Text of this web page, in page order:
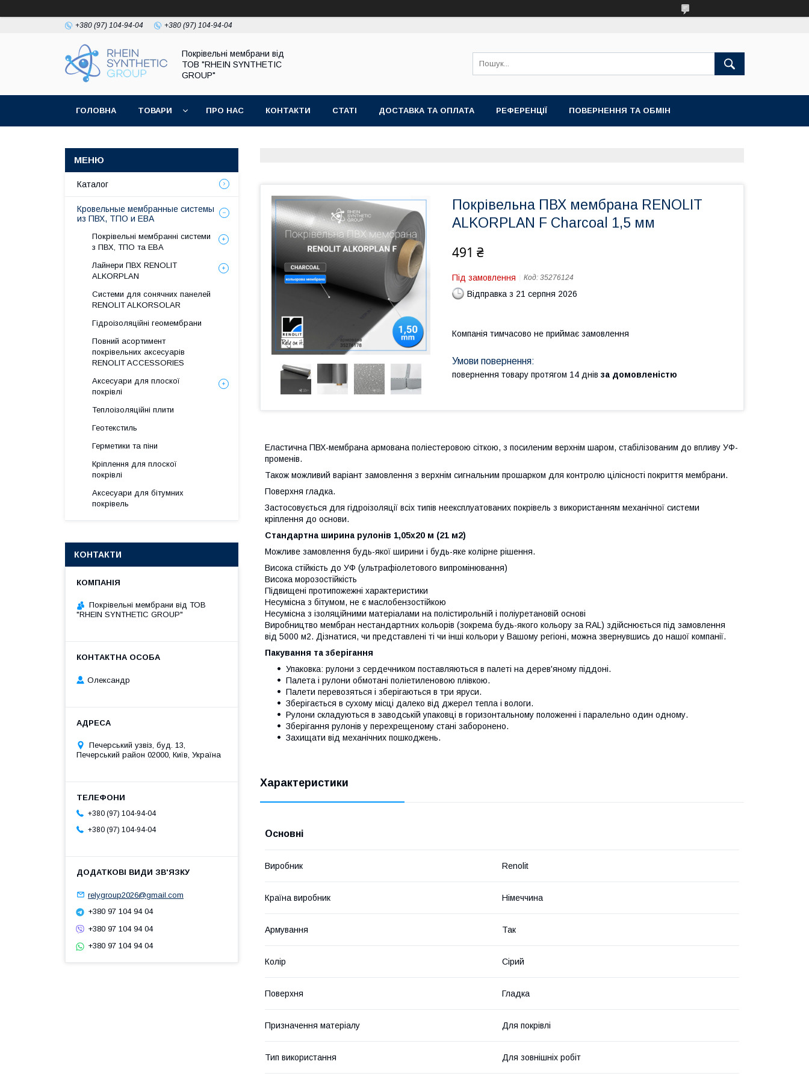
+380 (97) 104-94-04 +380 (97) 104-94-04
Покрівельні мембрани від
ТОВ "RHEIN SYNTHETIC
GROUP"
ГОЛОВНА ТОВАРИ ПРО НАС КОНТАКТИ СТАТІ ДОСТАВКА ТА ОПЛАТА РЕФЕРЕНЦІЇ ПОВЕРНЕННЯ ТА ОБМІН
Покрівельна ПВХ мембрана RENOLIT
ALKORPLAN F Charcoal 1,5 мм
491 ₴
Під замовлення Код: 35276124
Відправка з 21 серпня 2026
Компанія тимчасово не приймає замовлення
повернення товару протягом 14 днів за домовленістю
Еластична ПВХ-мембрана армована поліестеровою сіткою, з посиленим верхнім шаром, стабілізованим до впливу УФ-
променів.
Також можливий варіант замовлення з верхнім сигнальним прошарком для контролю цілісності покриття мембрани.
Поверхня гладка.
Застосовується для гідроізоляції всіх типів неексплуатованих покрівель з використанням механічної системи
кріплення до основи.
Стандартна ширина рулонів 1,05х20 м (21 м2)
Можливе замовлення будь-якої ширини і будь-яке колірне рішення.
Висока стійкість до УФ (ультрафіолетового випромінювання)
Висока морозостійкість
Підвищені протипожежні характеристики
Несумісна з бітумом, не є маслобензостійкою
Несумісна з ізоляційними матеріалами на полістирольній і поліуретановій основі
Виробництво мембран нестандартних кольорів (зокрема будь-якого кольору за RAL) здійснюється під замовлення
від 5000 м2. Дізнатися, чи представлені ті чи інші кольори у Вашому регіоні, можна звернувшись до нашої компанії.
Пакування та зберігання
Упаковка: рулони з сердечником поставляються в палеті на дерев'яному піддоні.
Палета і рулони обмотані поліетиленовою плівкою.
Палети перевозяться і зберігаються в три яруси.
Зберігається в сухому місці далеко від джерел тепла і вологи.
Рулони складуються в заводській упаковці в горизонтальному положенні і паралельно один одному.
Зберігання рулонів у перехрещеному стані заборонено.
Захищати від механічних пошкоджень.
Характеристики
Основні
Виробник Renolit
Країна виробник Німеччина
Армування Так
Колір Сірий
Поверхня Гладка
Призначення матеріалу Для покрівлі
Тип використання Для зовнішніх робіт
Каталог
Кровельные мембранные системы
из ПВХ, ТПО и ЕВА
Покрівельні мембранні системи
з ПВХ, ТПО та ЕВА
Лайнери ПВХ RENOLIT
ALKORPLAN
Системи для сонячних панелей
RENOLIT ALKORSOLAR
Гідроізоляційні геомембрани
Повний асортимент
покрівельних аксесуарів
RENOLIT ACCESSORIES
Аксесуари для плоскої
покрівлі
Теплоізоляційні плити
Геотекстиль
Герметики та піни
Кріплення для плоскої
покрівлі
Аксесуари для бітумних
покрівель
КОНТАКТИ
Покрівельні мембрани від ТОВ
"RHEIN SYNTHETIC GROUP"
Олександр
Печерський узвіз, буд. 13,
Печерський район 02000, Київ, Україна
+380 (97) 104-94-04
+380 (97) 104-94-04
relygroup2026@gmail.com
+380 97 104 94 04
+380 97 104 94 04
+380 97 104 94 04